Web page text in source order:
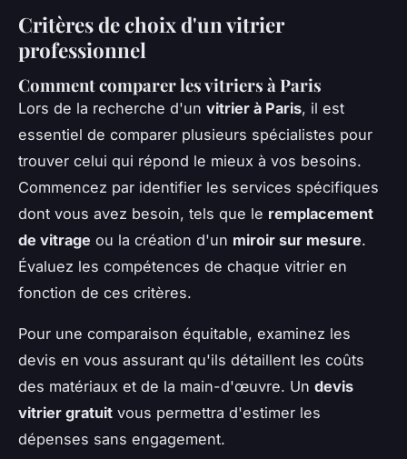
Critères de choix d'un vitrier
professionnel
Comment comparer les vitriers à Paris
Lors de la recherche d'un vitrier à Paris, il est
essentiel de comparer plusieurs spécialistes pour
trouver celui qui répond le mieux à vos besoins.
Commencez par identifier les services spécifiques
dont vous avez besoin, tels que le remplacement
de vitrage ou la création d'un miroir sur mesure.
Évaluez les compétences de chaque vitrier en
fonction de ces critères.
Pour une comparaison équitable, examinez les
devis en vous assurant qu'ils détaillent les coûts
des matériaux et de la main-d'œuvre. Un devis
vitrier gratuit vous permettra d'estimer les
dépenses sans engagement.